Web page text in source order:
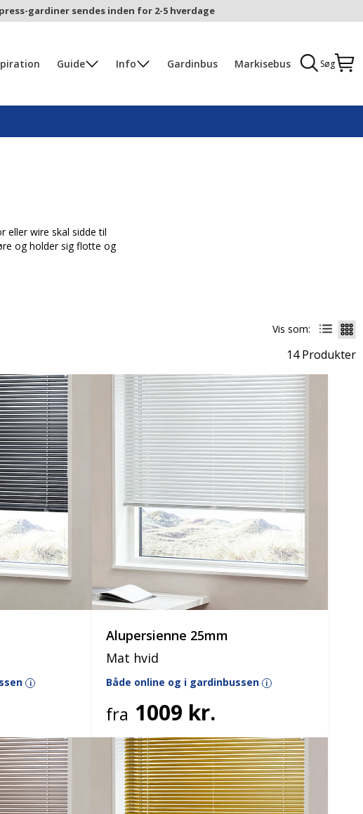
gardiner sendes inden for 2-5 hverdage
Søg
Guide Info Gardinbus Markisebus
eller wire skal sidde til
og holder sig flotte og
Vis som:
14 Produkter
i
Alupersienne 25mm
Mat hvid
Både online og i gardinbussen i
fra 1009 kr.